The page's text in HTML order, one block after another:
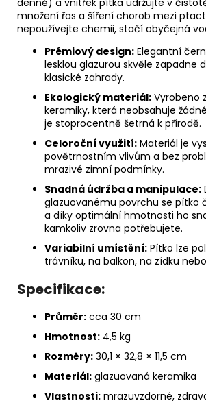
denně) a vnitřek pítka udržujte v
množení řas a šíření chorob mezi
nepoužívejte chemii, stačí obyčejná
Prémiový design: Elegantní
lesklou glazurou skvěle zapadne
klasické zahrady.
Ekologický materiál: Vyrobeno
keramiky, která neobsahuje
je stoprocentně šetrná k přírodě.
Celoroční využití: Materiál je
povětrnostním vlivům a bez
mrazivé zimní podmínky.
Snadná údržba a manipulace:
glazuovanému povrchu se pítko
a díky optimální hmotnosti ho
kamkoliv zrovna potřebujete.
Variabilní umístění: Pítko lze
trávníku, na balkon, na zídku
Specifikace:
Průměr: cca 30 cm
Hmotnost: 4,5 kg
Rozměry: 30,1 × 32,8 × 11,5 cm
Materiál: glazuovaná keramika
Vlastnosti: mrazuvzdorné,